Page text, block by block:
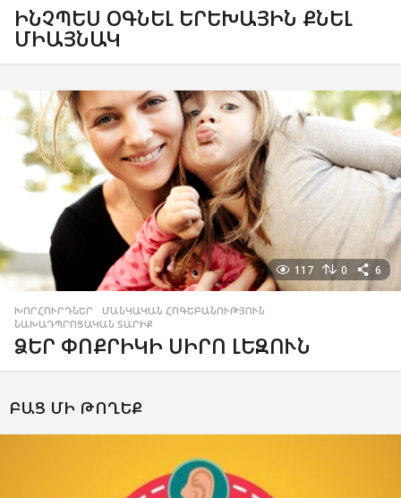
ԻՆՉՊԵՍ ՕԳՆԵԼ ԵՐԵԽԱՅԻՆ ՔՆԵԼ
ՄԻԱՅՆԱԿ
117 0 6
ԽՈՐՀՈՒՐԴՆԵՐ ,ՄԱՆԿԱԿԱՆ ՀՈԳԵԲԱՆՈՒԹՅՈՒՆ
ՆԱԽԱԴՊՐՈՑԱԿԱՆ ՏԱՐԻՔ
ՁԵՐ ՓՈՔՐԻԿԻ ՍԻՐՈ ԼԵԶՈՒՆ
ԲԱՑ ՄԻ ԹՈՂԵՔ